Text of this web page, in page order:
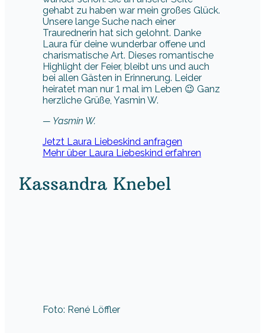
gehabt zu haben war mein großes Glück.
Unsere lange Suche nach einer
Traurednerin hat sich gelohnt. Danke
Laura für deine wunderbar offene und
charismatische Art. Dieses romantische
Highlight der Feier, bleibt uns und auch
bei allen Gästen in Erinnerung. Leider
heiratet man nur 1 mal im Leben 😉 Ganz
herzliche Grüße, Yasmin W.
— Yasmin W.
Jetzt Laura Liebeskind anfragen
Mehr über Laura Liebeskind erfahren
Kassandra Knebel
Foto: René Löffler